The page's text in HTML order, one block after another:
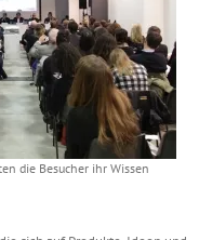
die Besucher ihr Wissen